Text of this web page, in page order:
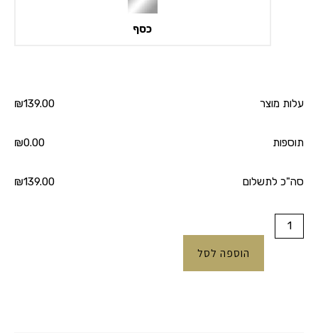
כסף
עלות מוצר ₪139.00
תוספות ₪0.00
סה"כ לתשלום ₪139.00
הוספה לסל